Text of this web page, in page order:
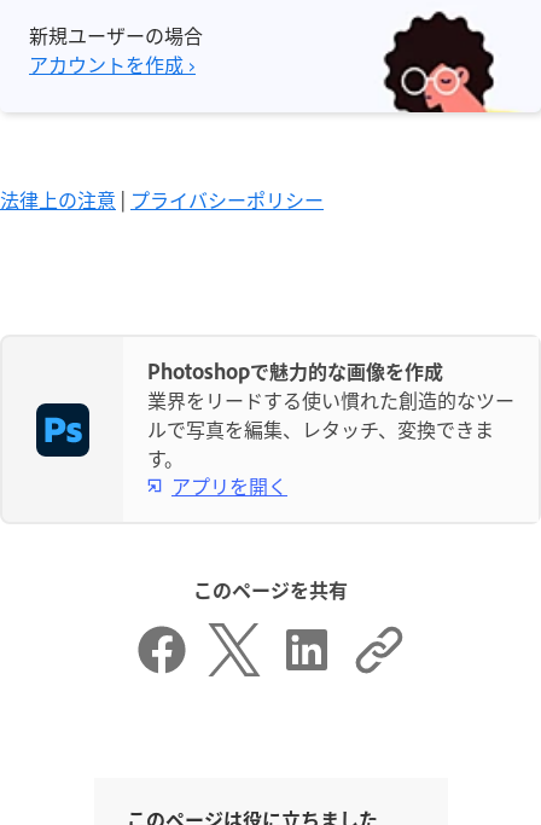
新規ユーザーの場合
アカウントを作成 ›
法律上の注意 | プライバシーポリシー
Photoshopで魅力的な画像を作成
業界をリードする使い慣れた創造的なツー
ルで写真を編集、レタッチ、変換できま
す。
アプリを開く
このページを共有
このページは役に立ちました